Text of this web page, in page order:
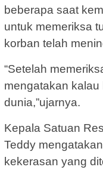
beberapa saat
untuk memeriksa
korban telah
“Setelah
mengatakan kalau
dunia,”ujarnya.
Kepala Satuan
Teddy
kekerasan yang